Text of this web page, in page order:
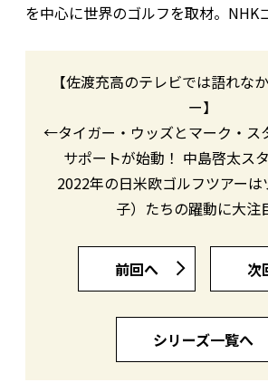
を中心に世界のゴルフを取材。NHK
【佐渡充高のテレビでは語れな
ー】
←タイガー・ウッズとマーク・ス
サポートが始動！ 中島啓太ス
2022年の日米欧ゴルフツアーは
子）たちの躍動に大
前回へ 次
シリーズ一覧へ